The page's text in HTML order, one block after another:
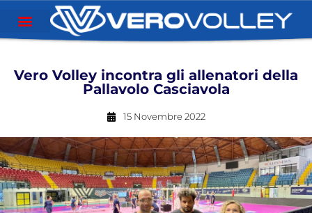
Vero Volley incontra gli allenatori della
Pallavolo Casciavola
15 Novembre 2022